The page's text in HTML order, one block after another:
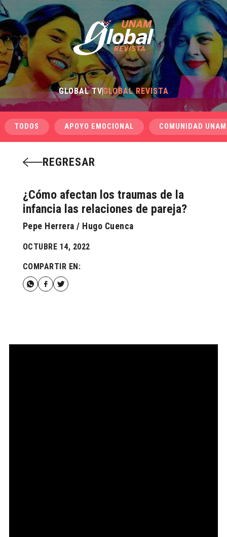
GLOBAL TVGLOBAL REVISTA
TODOS APOYO EMOCIONAL COMUNIDAD UNAM
REGRESAR
¿Cómo afectan los traumas de la
infancia las relaciones de pareja?
Pepe Herrera / Hugo Cuenca
OCTUBRE 14, 2022
COMPARTIR EN: